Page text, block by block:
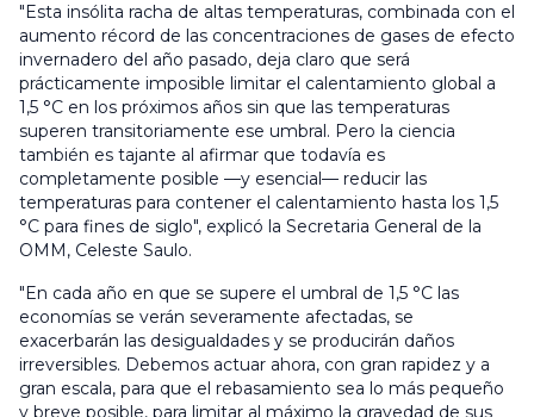
"Esta insólita racha de altas temperaturas, combinada con el
aumento récord de las concentraciones de gases de efecto
invernadero del año pasado, deja claro que será
prácticamente imposible limitar el calentamiento global a
1,5 °C en los próximos años sin que las temperaturas
superen transitoriamente ese umbral. Pero la ciencia
también es tajante al afirmar que todavía es
completamente posible —y esencial— reducir las
temperaturas para contener el calentamiento hasta los 1,5
°C para fines de siglo", explicó la Secretaria General de la
OMM, Celeste Saulo.
"En cada año en que se supere el umbral de 1,5 °C las
economías se verán severamente afectadas, se
exacerbarán las desigualdades y se producirán daños
irreversibles. Debemos actuar ahora, con gran rapidez y a
gran escala, para que el rebasamiento sea lo más pequeño
y breve posible, para limitar al máximo la gravedad de sus